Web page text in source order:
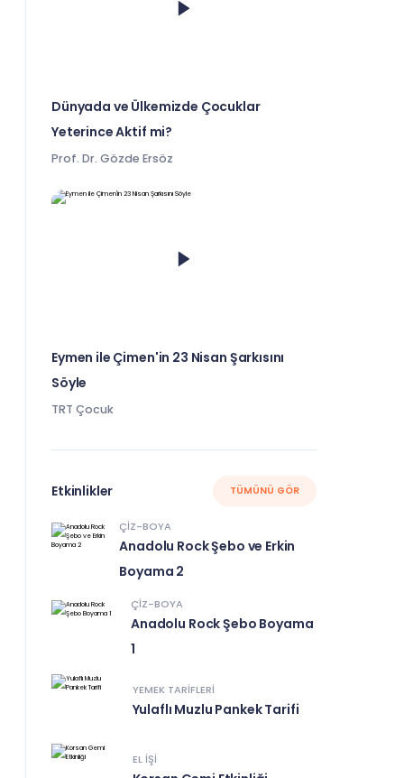
Dünyada ve Ülkemizde Çocuklar
Yeterince Aktif mi?
Prof. Dr. Gözde Ersöz
Eymen ile Çimen'in 23 Nisan Şarkısını
Söyle
TRT Çocuk
Etkinlikler TÜMÜNÜ GÖR
ÇIZ-BOYA
Anadolu Rock Şebo ve Erkin
Boyama 2
ÇIZ-BOYA
Anadolu Rock Şebo Boyama
1
YEMEK TARIFLERI
Yulaflı Muzlu Pankek Tarifi
EL IŞI